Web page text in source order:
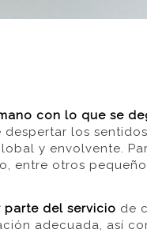
con lo que se
los
y envolvente.
entre otros
parte del servicio de
adecuada, así